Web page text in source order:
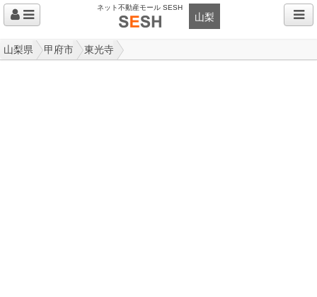
ネット不動産モール SESH
山梨
山梨県 甲府市 東光寺